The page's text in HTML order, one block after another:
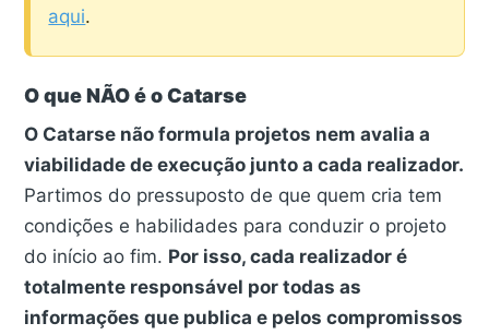
aqui.
O que NÃO é o Catarse
O Catarse não formula projetos nem avalia a
viabilidade de execução junto a cada realizador.
Partimos do pressuposto de que quem cria tem
condições e habilidades para conduzir o projeto
do início ao fim. Por isso, cada realizador é
totalmente responsável por todas as
informações que publica e pelos compromissos